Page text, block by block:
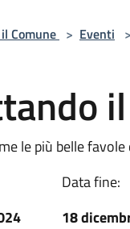
Comune > Eventi >
le più belle
Data fine:
18